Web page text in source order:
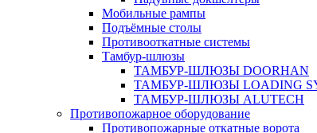
Мобильные рампы
Подъёмные столы
Противооткатные системы
Тамбур-шлюзы
ТАМБУР-ШЛЮЗЫ DOORHAN
ТАМБУР-ШЛЮЗЫ LOADING
ТАМБУР-ШЛЮЗЫ ALUTECH
Противопожарное оборудование
Противопожарные откатные ворота